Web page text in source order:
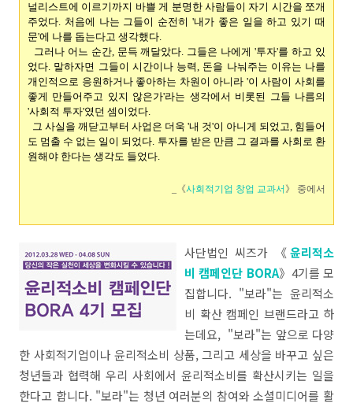
널리스트에 이르기까지 바쁠 게 분명한 사람들이 자기 시간을 쪼개
주었다. 처음에 나는 그들이 순전히 '내가 좋은 일을 하고 있기 때
문'에 나를 돕는다고 생각했다.
그러나 어느 순간, 문득 깨달았다. 그들은 나에게 '투자'를 하고 있
었다. 말하자면 그들이 시간이나 능력, 돈을 나눠주는 이유는 나를
개인적으로 응원하거나 좋아하는 차원이 아니라 '이 사람이 사회를
좋게 만들어주고 있지 않은가'라는 생각에서 비롯된 그들 나름의
'사회적 투자'였던 셈이었다.
그 사실을 깨닫고부터 사업은 더욱 '내 것'이 아니게 되었고, 힘들어
도 멈출 수 없는 일이 되었다. 투자를 받은 만큼 그 결과를 사회로 환
원해야 한다는 생각도 들었다.
_《사회적기업 창업 교과서 》 중에서
사단법인 씨즈가 《윤리적소
비 캠페인단 BORA》4기를 모
집합니다. "보라"는 윤리적소
비 확산 캠페인 브랜드라고 하
는데요, "보라"는 앞으로 다양
한 사회적기업이나 윤리적소비 상품, 그리고 세상을 바꾸고 싶은
청년들과 협력해 우리 사회에서 윤리적소비를 확산시키는 일을
한다고 합니다. "보라"는 청년 여러분의 참여와 소셜미디어를 활